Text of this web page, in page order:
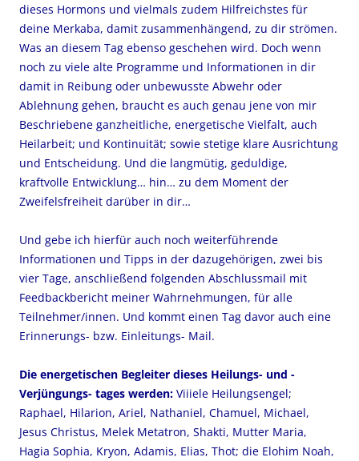
dieses Hormons und vielmals zudem Hilfreichstes für
deine Merkaba, damit zusammenhängend, zu dir strömen.
Was an diesem Tag ebenso geschehen wird. Doch wenn
noch zu viele alte Programme und Informationen in dir
damit in Reibung oder unbewusste Abwehr oder
Ablehnung gehen, braucht es auch genau jene von mir
Beschriebene ganzheitliche, energetische Vielfalt, auch
Heilarbeit; und Kontinuität; sowie stetige klare Ausrichtung
und Entscheidung. Und die langmütig, geduldige,
kraftvolle Entwicklung… hin… zu dem Moment der
Zweifelsfreiheit darüber in dir…
Und gebe ich hierfür auch noch weiterführende
Informationen und Tipps in der dazugehörigen, zwei bis
vier Tage, anschließend folgenden Abschlussmail mit
Feedbackbericht meiner Wahrnehmungen, für alle
Teilnehmer/innen. Und kommt einen Tag davor auch eine
Erinnerungs- bzw. Einleitungs- Mail.
Die energetischen Begleiter dieses Heilungs- und -
Verjüngungs- tages werden: Viiiele Heilungsengel;
Raphael, Hilarion, Ariel, Nathaniel, Chamuel, Michael,
Jesus Christus, Melek Metatron, Shakti, Mutter Maria,
Hagia Sophia, Kryon, Adamis, Elias, Thot; die Elohim Noah,